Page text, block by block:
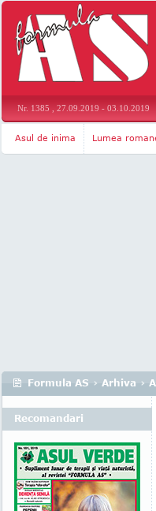
Nr. 1385 , 27.09.2019 - 03.10.2019
Asul de inima Lumea
Formula AS › Arhiva ›
Recomandari